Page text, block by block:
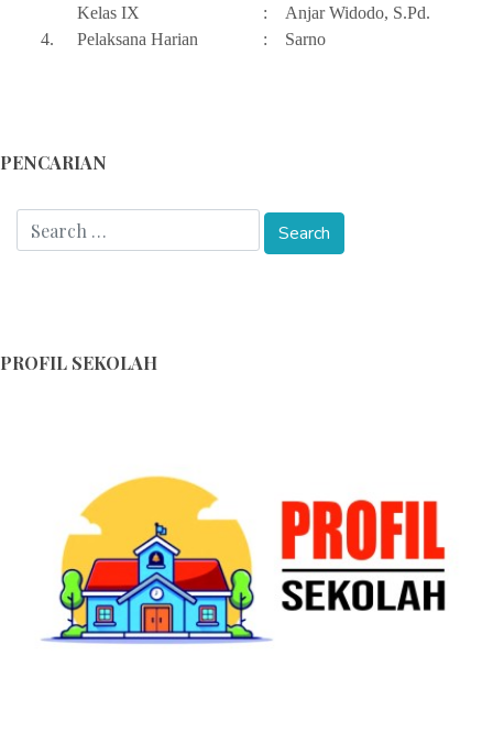
Kelas IX
:
Anjar Widodo, S.Pd.
4.
Pelaksana Harian : Sarno
PENCARIAN
PROFIL SEKOLAH